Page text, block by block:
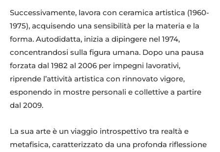
Successivamente, lavora con ceramica artistica (1960-
1975), acquisendo una sensibilità per la materia e la
forma. Autodidatta, inizia a dipingere nel 1974,
concentrandosi sulla figura umana. Dopo una pausa
forzata dal 1982 al 2006 per impegni lavorativi,
riprende l’attività artistica con rinnovato vigore,
esponendo in mostre personali e collettive a partire
dal 2009.
La sua arte è un viaggio introspettivo tra realtà e
metafisica, caratterizzato da una profonda riflessione